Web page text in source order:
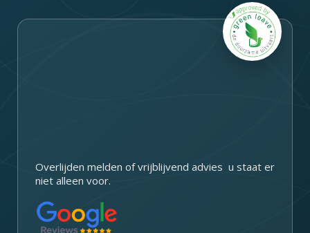
Overlijden melden of vrijblijvend advies u staat er
niet alleen voor.